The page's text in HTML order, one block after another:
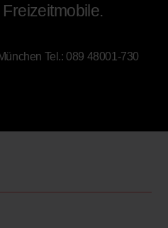
Tel.: 089 48001-730